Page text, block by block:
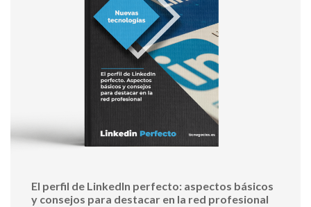
El perfil de LinkedIn perfecto: aspectos básicos
y consejos para destacar en la red profesional